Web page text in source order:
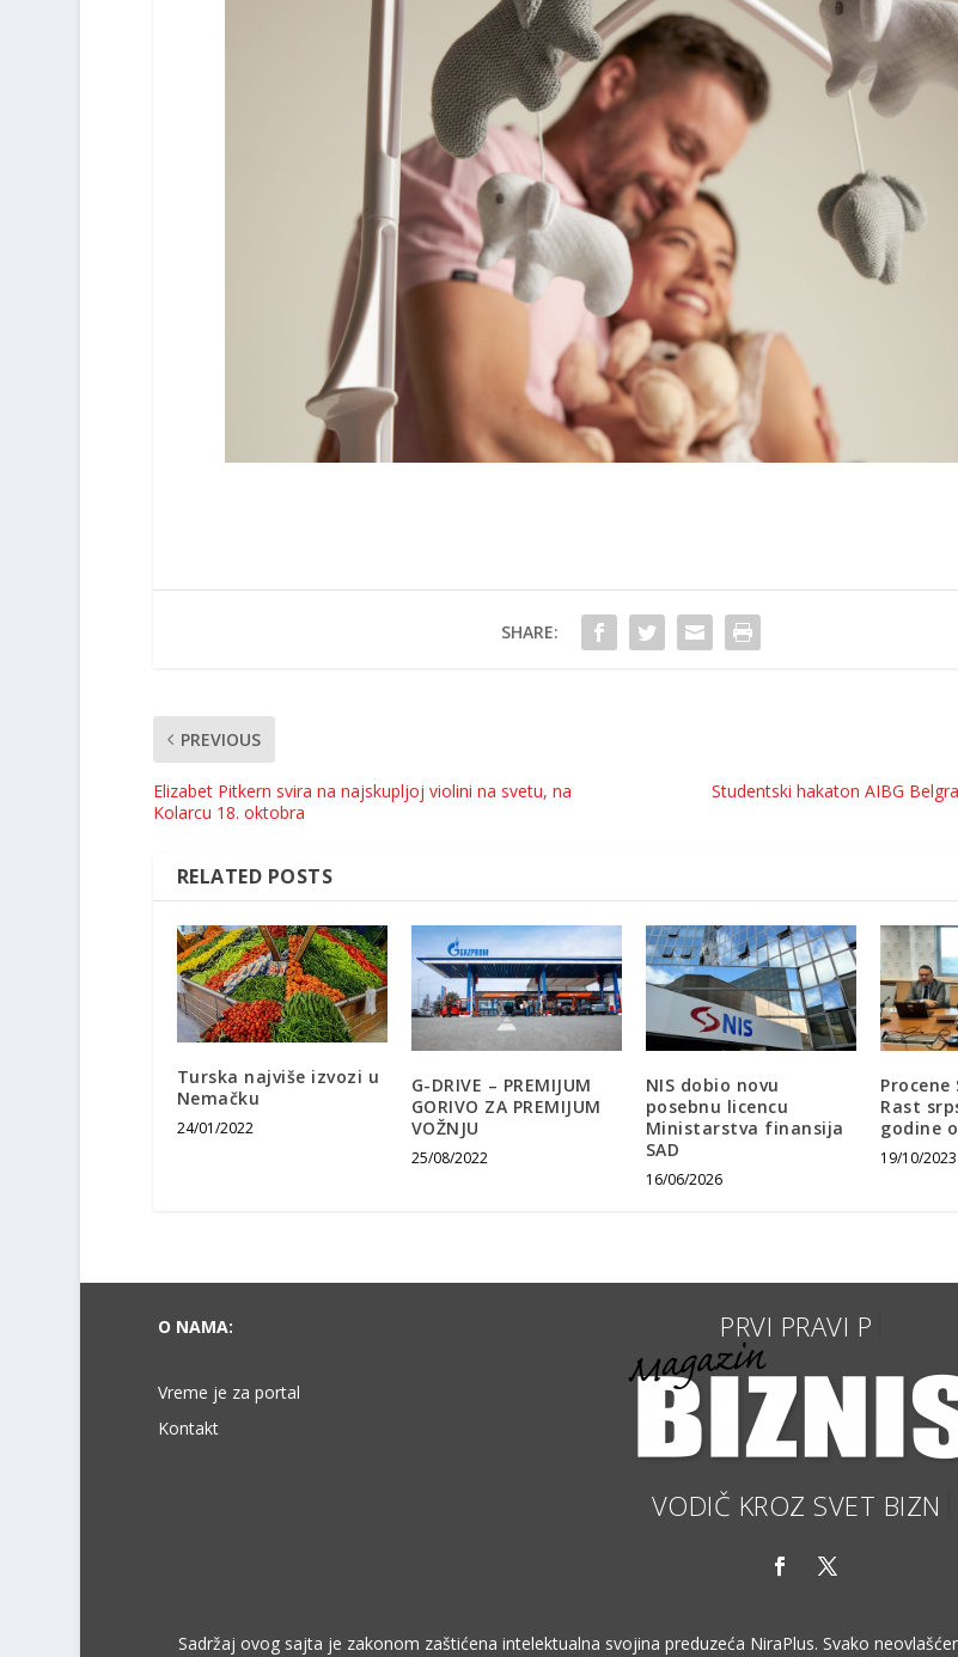
SHARE:
PREVIOUS
Elizabet Pitkern svira na najskupljoj violini na svetu, na
Kolarcu 18. oktobra
Studentski hakaton AIBG
RELATED POSTS
Turska najviše izvozi u
Nemačku
24/01/2022
G-DRIVE – PREMIJUM
GORIVO ZA PREMIJUM
VOŽNJU
25/08/2022
NIS dobio novu
posebnu licencu
Ministarstva finansija
SAD
16/06/2026
Procene
Rast
godine
19/10/2023
O NAMA:
Vreme je za portal
Kontakt
VODIČ K
Sadržaj ovog sajta je zakonom zaštićena intelektualna svojina preduzeća NiraPlus. Svako